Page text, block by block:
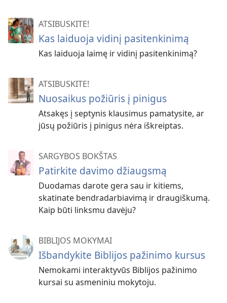
ATSIBUSKITE!
Kas laiduoja vidinį pasitenkinimą
Kas laiduoja laimę ir vidinį pasitenkinimą?
ATSIBUSKITE!
Nuosaikus požiūris į pinigus
Atsakęs į septynis klausimus pamatysite, ar
jūsų požiūris į pinigus nėra iškreiptas.
SARGYBOS BOKŠTAS
Patirkite davimo džiaugsmą
Duodamas darote gera sau ir kitiems,
skatinate bendradarbiavimą ir draugiškumą.
Kaip būti linksmu davėju?
BIBLIJOS MOKYMAI
Išbandykite Biblijos pažinimo kursus
Nemokami interaktyvūs Biblijos pažinimo
kursai su asmeniniu mokytoju.